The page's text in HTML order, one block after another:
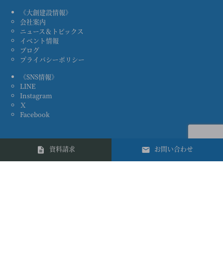
《大創建設情報》
会社案内
ニュース＆トピックス
イベント情報
ブログ
プライバシーポリシー
《SNS情報》
LINE
Instagram
Ｘ
Facebook
資料請求 お問い合わせ